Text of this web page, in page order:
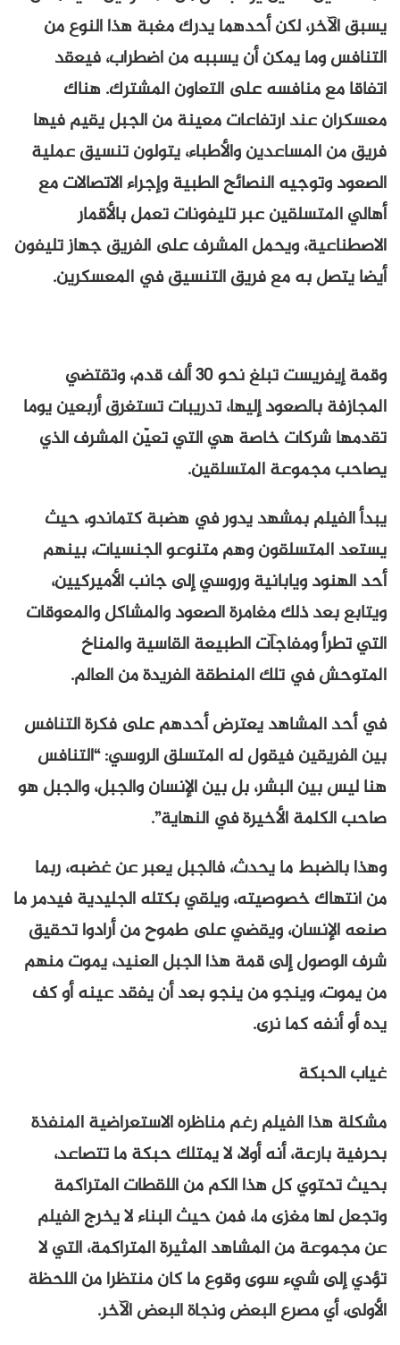
يسبق الآخر، لكن أحدهما يدرك مغبة هذا النوع من
التنافس وما يمكن أن يسببه من اضطراب، فيعقد
اتفاقا مع منافسه على التعاون المشترك. هناك
معسكران عند ارتفاعات معينة من الجبل يقيم فيها
فريق من المساعدين والأطباء، يتولون تنسيق عملية
الصعود وتوجيه النصائح الطبية وإجراء الاتصالات مع
أهالي المتسلقين عبر تليفونات تعمل بالأقمار
الاصطناعية، ويحمل المشرف على الفريق جهاز تليفون
أيضا يتصل به مع فريق التنسيق في المعسكرين.
وقمة إيفريست تبلغ نحو 30 ألف قدم، وتقتضي
المجازفة بالصعود إليها، تدريبات تستغرق أربعين يوما
تقدمها شركات خاصة هي التي تعيّن المشرف الذي
يصاحب مجموعة المتسلقين.
يبدأ الفيلم بمشهد يدور في هضبة كتماندو، حيث
يستعد المتسلقون وهم متنوعو الجنسيات، بينهم
أحد الهنود ويابانية وروسي إلى جانب الأميركيين،
ويتابع بعد ذلك مغامرة الصعود والمشاكل والمعوقات
التي تطرأ ومفاجآت الطبيعة القاسية والمناخ
المتوحش في تلك المنطقة الفريدة من العالم.
في أحد المشاهد يعترض أحدهم على فكرة التنافس
بين الفريقين فيقول له المتسلق الروسي: “التنافس
هنا ليس بين البشر، بل بين الإنسان والجبل، والجبل هو
صاحب الكلمة الأخيرة في النهاية”.
وهذا بالضبط ما يحدث، فالجبل يعبر عن غضبه، ربما
من انتهاك خصوصيته، ويلقي بكتله الجليدية فيدمر ما
صنعه الإنسان، ويقضي على طموح من أرادوا تحقيق
شرف الوصول إلى قمة هذا الجبل العنيد، يموت منهم
من يموت، وينجو من ينجو بعد أن يفقد عينه أو كف
يده أو أنفه كما نرى.
غياب الحبكة
مشكلة هذا الفيلم رغم مناظره الاستعراضية المنفذة
بحرفية بارعة، أنه أولا، لا يمتلك حبكة ما تتصاعد،
بحيث تحتوي كل هذا الكم من اللقطات المتراكمة
وتجعل لها مغزى ما، فمن حيث البناء لا يخرج الفيلم
عن مجموعة من المشاهد المثيرة المتراكمة، التي لا
تؤدي إلى شيء سوى وقوع ما كان منتظرا من اللحظة
الأولى، أي مصرع البعض ونجاة البعض الآخر.